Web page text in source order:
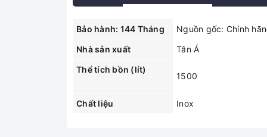
Bảo hành: 144 Tháng
Nguồn gốc: Chính
Nhà sản xuất
Tân Á
Thể tích bồn (lít)
1500
Chất liệu Inox